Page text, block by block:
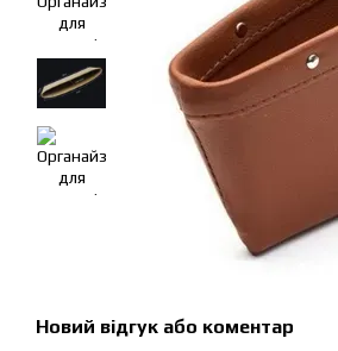
Новий відгук або коментар